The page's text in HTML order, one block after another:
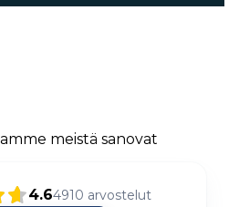
meistä sanovat
4.64910 arvostelut